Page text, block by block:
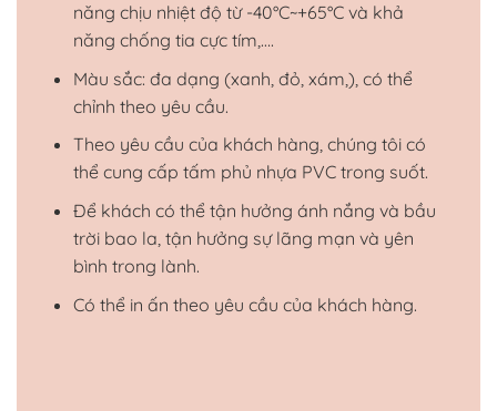
năng chịu nhiệt độ từ -40°C~+65°C và khả
năng chống tia cực tím,….
Màu sắc: đa dạng (xanh, đỏ, xám,), có thể
chỉnh theo yêu cầu.
Theo yêu cầu của khách hàng, chúng tôi có
thể cung cấp tấm phủ nhựa PVC trong suốt.
Để khách có thể tận hưởng ánh nắng và bầu
trời bao la, tận hưởng sự lãng mạn và yên
bình trong lành.
Có thể in ấn theo yêu cầu của khách hàng.